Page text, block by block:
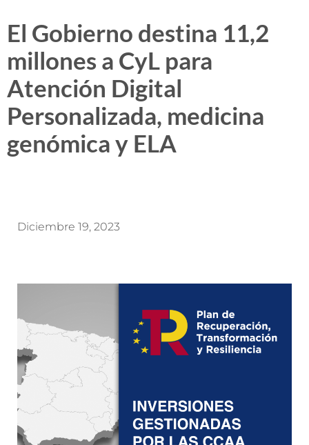
El Gobierno destina 11,2
millones a CyL para
Atención Digital
Personalizada, medicina
genómica y ELA
Diciembre 19, 2023